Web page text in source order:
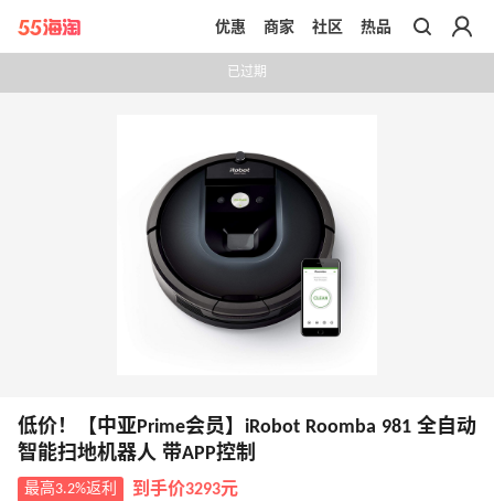
带你去官网买正品
优惠 商家 社区 热品
已过期
低价！【中亚Prime会员】iRobot Roomba 981 全自动
智能扫地机器人 带APP控制
最高3.2%返利 到手价3293元